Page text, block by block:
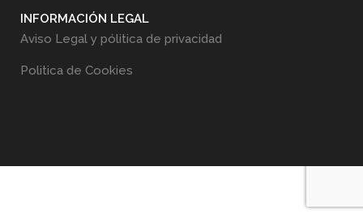
INFORMACIÓN LEGAL
Aviso Legal y pólitica de privacidad
Politica de Cookies